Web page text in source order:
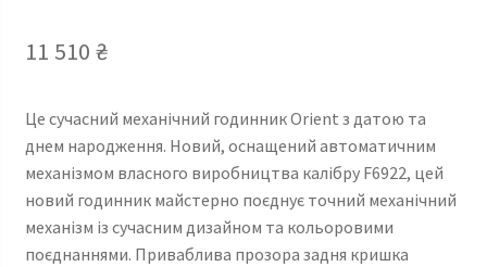
11 510 ₴
Це сучасний механічний годинник Orient з датою та
днем ​​народження. Новий, оснащений автоматичним
механізмом власного виробництва калібру F6922, цей
новий годинник майстерно поєднує точний механічний
механізм із сучасним дизайном та кольоровими
поєднаннями. Приваблива прозора задня кришка